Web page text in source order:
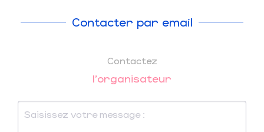
Contacter par email
Contactez
l'organisateur